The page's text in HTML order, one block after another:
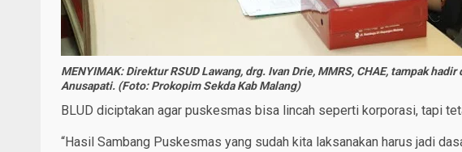
MENYIMAK: Direktur RSUD Lawang, drg. Ivan Drie, MMRS, CHAE, tampak
Anusapati. (Foto: Prokopim Sekda Kab Malang)
BLUD diciptakan agar puskesmas bisa lincah seperti korporasi, tapi
“Hasil Sambang Puskesmas yang sudah kita laksanakan harus jadi